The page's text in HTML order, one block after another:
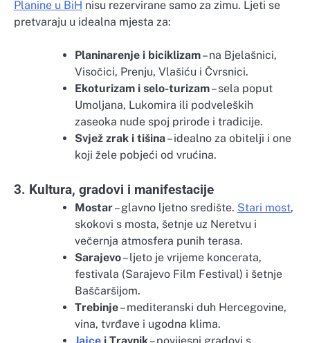
Planine u BiH nisu rezervirane samo za zimu. Ljeti se
pretvaraju u idealna mjesta za:
Planinarenje i biciklizam– na Bjelašnici,
Visočici, Prenju, Vlašiću i Čvrsnici.
Ekoturizam i selo-turizam– sela poput
Umoljana, Lukomira ili podveleških
zaseoka nude spoj prirode i tradicije.
Svjež zrak i tišina– idealno za obitelji i one
koji žele pobjeći od vrućina.
3. Kultura, gradovi i manifestacije
Mostar– glavno ljetno središte. Stari most,
skokovi s mosta, šetnje uz Neretvu i
večernja atmosfera punih terasa.
Sarajevo– ljeto je vrijeme koncerata,
festivala (Sarajevo Film Festival) i šetnje
Baščaršijom.
Trebinje– mediteranski duh Hercegovine,
vina, tvrđave i ugodna klima.